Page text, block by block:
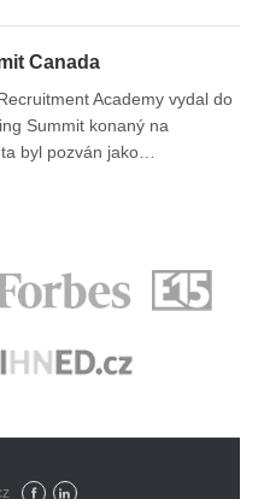
Canada
Academy vydal do
Summit konaný na
byl pozván jako…